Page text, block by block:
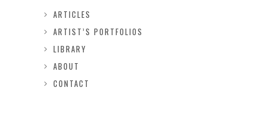
ARTICLES
ARTIST’S PORTFOLIOS
LIBRARY
ABOUT
CONTACT